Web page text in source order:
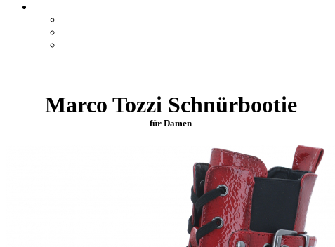
Marco Tozzi Schnürbootie
für Damen